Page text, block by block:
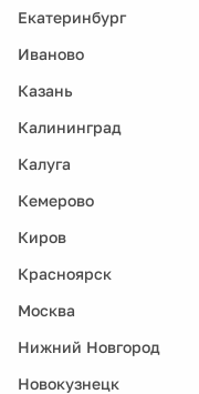
Екатеринбург
Иваново
Казань
Калининград
Калуга
Кемерово
Киров
Красноярск
Москва
Нижний Новгород
Новокузнецк